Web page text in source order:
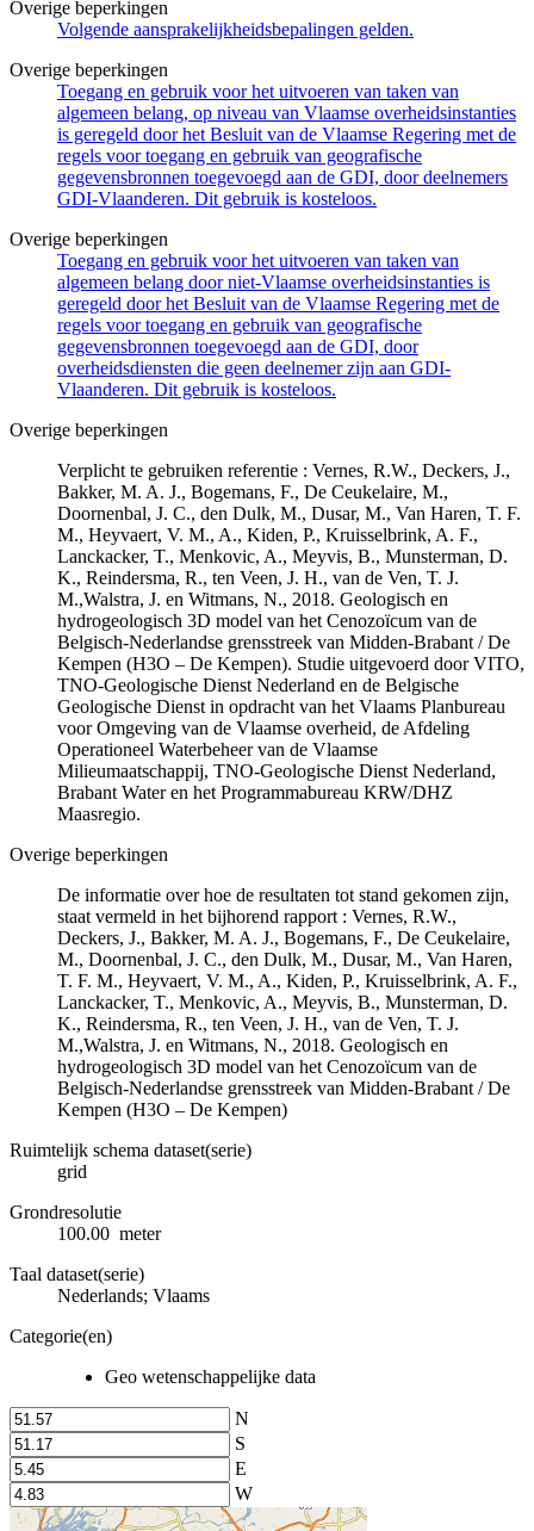
Overige beperkingen
Volgende aansprakelijkheidsbepalingen gelden.
Overige beperkingen
Toegang en gebruik voor het uitvoeren van taken van
algemeen belang, op niveau van Vlaamse overheidsinstanties
is geregeld door het Besluit van de Vlaamse Regering met de
regels voor toegang en gebruik van geografische
gegevensbronnen toegevoegd aan de GDI, door deelnemers
GDI-Vlaanderen. Dit gebruik is kosteloos.
Overige beperkingen
Toegang en gebruik voor het uitvoeren van taken van
algemeen belang door niet-Vlaamse overheidsinstanties is
geregeld door het Besluit van de Vlaamse Regering met de
regels voor toegang en gebruik van geografische
gegevensbronnen toegevoegd aan de GDI, door
overheidsdiensten die geen deelnemer zijn aan GDI-
Vlaanderen. Dit gebruik is kosteloos.
Overige beperkingen
Verplicht te gebruiken referentie : Vernes, R.W., Deckers, J.,
Bakker, M. A. J., Bogemans, F., De Ceukelaire, M.,
Doornenbal, J. C., den Dulk, M., Dusar, M., Van Haren, T. F.
M., Heyvaert, V. M., A., Kiden, P., Kruisselbrink, A. F.,
Lanckacker, T., Menkovic, A., Meyvis, B., Munsterman, D.
K., Reindersma, R., ten Veen, J. H., van de Ven, T. J.
M.,Walstra, J. en Witmans, N., 2018. Geologisch en
hydrogeologisch 3D model van het Cenozoïcum van de
Belgisch-Nederlandse grensstreek van Midden-Brabant / De
Kempen (H3O – De Kempen). Studie uitgevoerd door VITO,
TNO-Geologische Dienst Nederland en de Belgische
Geologische Dienst in opdracht van het Vlaams Planbureau
voor Omgeving van de Vlaamse overheid, de Afdeling
Operationeel Waterbeheer van de Vlaamse
Milieumaatschappij, TNO-Geologische Dienst Nederland,
Brabant Water en het Programmabureau KRW/DHZ
Maasregio.
Overige beperkingen
De informatie over hoe de resultaten tot stand gekomen zijn,
staat vermeld in het bijhorend rapport : Vernes, R.W.,
Deckers, J., Bakker, M. A. J., Bogemans, F., De Ceukelaire,
M., Doornenbal, J. C., den Dulk, M., Dusar, M., Van Haren,
T. F. M., Heyvaert, V. M., A., Kiden, P., Kruisselbrink, A. F.,
Lanckacker, T., Menkovic, A., Meyvis, B., Munsterman, D.
K., Reindersma, R., ten Veen, J. H., van de Ven, T. J.
M.,Walstra, J. en Witmans, N., 2018. Geologisch en
hydrogeologisch 3D model van het Cenozoïcum van de
Belgisch-Nederlandse grensstreek van Midden-Brabant / De
Kempen (H3O – De Kempen)
Ruimtelijk schema dataset(serie)
grid
Grondresolutie
100.00 meter
Taal dataset(serie)
Nederlands; Vlaams
Categorie(en)
Geo wetenschappelijke data
N
S
E
W